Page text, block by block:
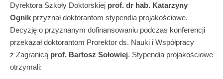
Dyrektora Szkoły Doktorskiej prof. dr hab. Katarzyny
Ognik przyznał doktorantom stypendia projakościowe.
Decyzję o przyznanym dofinansowaniu podczas konferencji
przekazał doktorantom Prorektor ds. Nauki i Współpracy
z Zagranicą prof. Bartosz Sołowiej. Stypendia projakościowe
otrzymali: